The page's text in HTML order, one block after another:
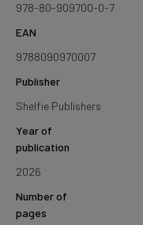
978-80-909700-0-7
EAN
9788090970007
Publisher
Shelfie Publishers
Year of
publication
2026
Number of
pages